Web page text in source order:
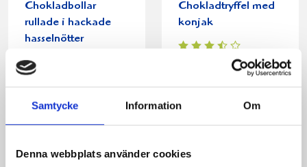
Samtycke Information Om
Denna webbplats använder cookies
Chokladbollar
rullade i hackade
hasselnötter
Chokladtryffel med
konjak
Produkter i receptet: